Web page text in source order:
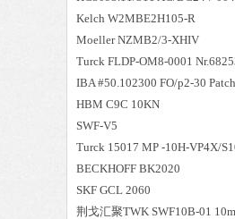
Kelch W2MBE2H105-R
Moeller NZMB2/3-XHIV
Turck FLDP-OM8-0001
IBA #50.102300 FO/p2-30
HBM C9C 10KN
SWF-V5
Turck 15017 MP -10H-VP4X/
BECKHOFF BK2020
SKF GCL 2060
荆戈汇聚TWK SWF10B-01